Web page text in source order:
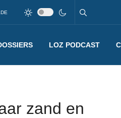
LOZ PODCAST
zand en